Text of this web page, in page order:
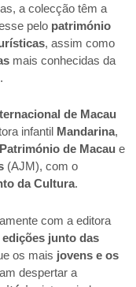
a colecção têm a
pelo património
, assim como
mais conhecidas da
de Macau
infantil Mandarina,
de Macau e
(AJM), com o
da Cultura.
com a editora
junto das
os mais jovens e os
despertar a